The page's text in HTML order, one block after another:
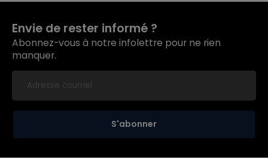
Envie de rester informé ?
Abonnez-vous à notre infolettre pour ne rien
manquer.
S'abonner